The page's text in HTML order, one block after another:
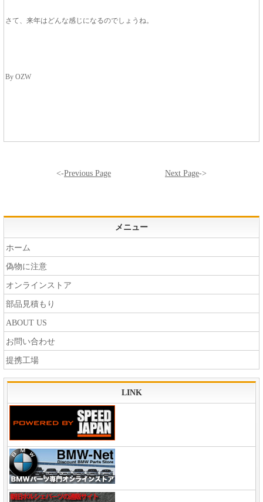
さて、来年はどんな感じになるのでしょうね。
By OZW
<-Previous Page Next Page->
メニュー
ホーム
偽物に注意
オンラインストア
部品見積もり
ABOUT US
お問い合わせ
提携工場
LINK